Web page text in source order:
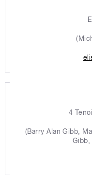
4
(Barry Alan Gibb,
Gibb,